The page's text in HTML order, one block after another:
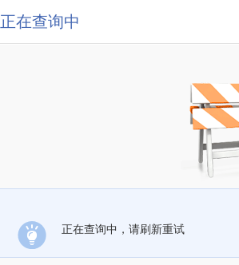
正在查询中
正在查询中，请刷新重试